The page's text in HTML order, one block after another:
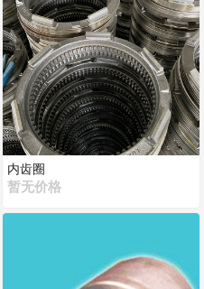
联轴器生产厂家
减速机齿
加工中心加工
机械
钻机齿轮
花键
滚齿 插齿 剃齿 刨齿加工
钢管厂三
包装机齿轮厂
插齿
齿条
对外
内齿圈
暂无价格